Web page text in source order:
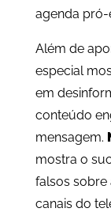
agenda
Além de
especial
em
conteúdo
mensagem.
mostra o
falsos sobre
canais do